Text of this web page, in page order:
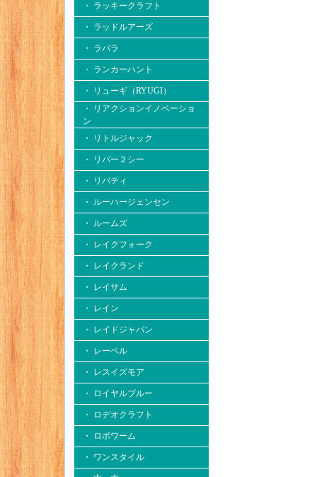
・ ラッキークラフト
・ ラッドルアーズ
・ ラパラ
・ ランカーハント
・ リューギ（RYUGI）
・ リアクションイノベーショ
ン
・ リトルジャック
・ リバー２シー
・ リバティ
・ ルーハージェンセン
・ ルームズ
・ レイクフォーク
・ レイクランド
・ レイサム
・ レイン
・ レイドジャパン
・ レーベル
・ レスイズモア
・ ロイヤルブルー
・ ロデオクラフト
・ ロボワーム
・ ワンスタイル